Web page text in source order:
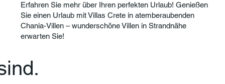
Erfahren Sie mehr über Ihren perfekten Urlaub! Genießen
Sie einen Urlaub mit Villas Crete in atemberaubenden
Chania-Villen – wunderschöne Villen in Strandnähe
erwarten Sie!